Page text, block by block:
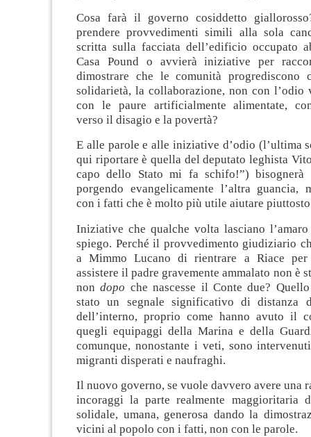
Cosa farà il governo cosiddetto
prendere provvedimenti simili alla sola
scritta sulla facciata dell’edificio occupato
Casa Pound o avvierà iniziative per
dimostrare che le comunità progrediscono
solidarietà, la collaborazione, non con l’odio
con le paure artificialmente alimentate,
verso il disagio e la povertà?
E alle parole e alle iniziative d’odio (l’ultima
qui riportare è quella del deputato leghista
capo dello Stato mi fa schifo!”) bisognerà
porgendo evangelicamente l’altra guancia,
con i fatti che è molto più utile aiutare
Iniziative che qualche volta lasciano
spiego. Perché il provvedimento giudiziario
a Mimmo Lucano di rientrare a Riace
assistere il padre gravemente ammalato non è
nondopo che nascesse il Conte due?
stato un segnale significativo di distanza
dell’interno, proprio come hanno avuto il
quegli equipaggi della Marina e della
comunque, nonostante i veti, sono
migranti disperati e naufraghi.
Il nuovo governo, se vuole davvero avere una
incoraggi la parte realmente maggioritaria
solidale, umana, generosa dando la
vicini al popolo con i fatti, non con le parole.